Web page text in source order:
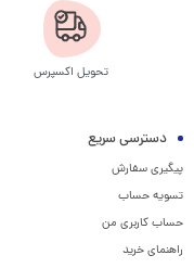
تحویل اکسپرس
دسترسی سریع
پیگیری سفارش
تسویه حساب
حساب کاربری من
راهنمای خرید